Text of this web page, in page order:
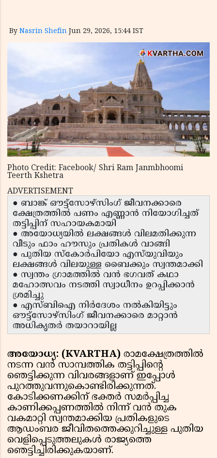
By Nasrin Shefin Jun 29, 2026, 15:44 IST
Photo Credit: Facebook/ Shri Ram Janmbhoomi
Teerth Kshetra
ADVERTISEMENT
● ബാങ്ക് ഔട്ട്‌സോഴ്‌സിംഗ് ജീവനക്കാരെ
ക്ഷേത്രത്തിൽ പണം എണ്ണാൻ നിയോഗിച്ചത്
തട്ടിപ്പിന് സഹായകമായി
● അയോധ്യയിൽ ലക്ഷങ്ങൾ വിലമതിക്കുന്ന
വീടും ഫാം ഹൗസും പ്രതികൾ വാങ്ങി
● പുതിയ സ്കോർപിയോ എസ്‌യുവിയും
ലക്ഷങ്ങൾ വിലയുള്ള ബൈക്കും സ്വന്തമാക്കി
● സ്വന്തം ഗ്രാമത്തിൽ വൻ ഭഗവത് കഥാ
മഹോത്സവം നടത്തി സ്വാധീനം ഉറപ്പിക്കാൻ
ശ്രമിച്ചു
● എസ്ബിഐ നിർദേശം നൽകിയിട്ടും
ഔട്ട്‌സോഴ്‌സിംഗ് ജീവനക്കാരെ മാറ്റാൻ
അധികൃതർ തയാറായില്ല
അയോധ്യ: (KVARTHA) രാമക്ഷേത്രത്തിൽ
നടന്ന വൻ സാമ്പത്തിക തട്ടിപ്പിന്റെ
ഞെട്ടിക്കുന്ന വിവരങ്ങളാണ് ഇപ്പോൾ
പുറത്തുവന്നുകൊണ്ടിരിക്കുന്നത്.
കോടിക്കണക്കിന് ഭക്തർ സമർപ്പിച്ച
കാണിക്കപ്പണത്തിൽ നിന്ന് വൻ തുക
വകമാറ്റി സ്വന്തമാക്കിയ പ്രതികളുടെ
ആഡംബര ജീവിതത്തെക്കുറിച്ചുള്ള പുതിയ
വെളിപ്പെടുത്തലുകൾ രാജ്യത്തെ
ഞെട്ടിച്ചിരിക്കുകയാണ്.